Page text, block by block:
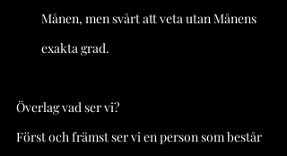
Månen, men svårt att veta utan Månens
exakta grad.
Överlag vad ser vi?
Först och främst ser vi en person som består